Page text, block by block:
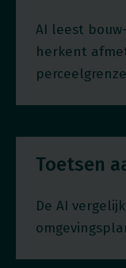
AI leest
herkent
Toetsen
De AI